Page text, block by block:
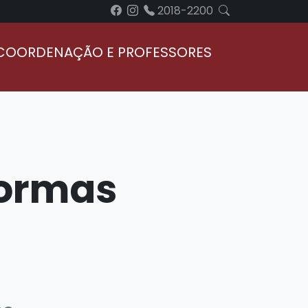
2018-2200
E PROFESSORES